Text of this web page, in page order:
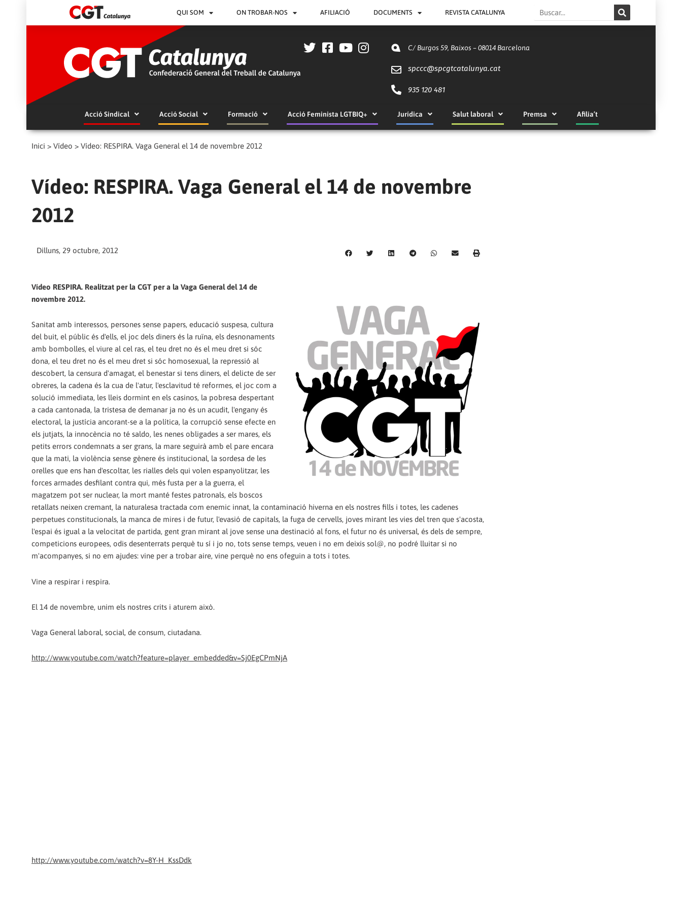
QUI SOM ON TROBAR-NOS AFILIACIÓ DOCUMENTS REVISTA CATALUNYA Search
C/ Burgos 59, Baixos – 08014 Barcelona
spccc@spcgtcatalunya.cat
935 120 481
Acció Sindical Acció Social Formació Acció Feminista LGTBIQ+ Jurídica Salut laboral Premsa Afilia’t
Inici > Vídeo > Vídeo: RESPIRA. Vaga General el 14 de novembre 2012
Vídeo: RESPIRA. Vaga General el 14 de novembre
2012
Dilluns, 29 octubre, 2012
Vídeo RESPIRA. Realitzat per la CGT per a la Vaga General del 14 de
novembre 2012.
Sanitat amb interessos, persones sense papers, educació suspesa, cultura
del buit, el públic és d'ells, el joc dels diners és la ruïna, els desnonaments
amb bombolles, el viure al cel ras, el teu dret no és el meu dret si sóc
dona, el teu dret no és el meu dret si sóc homosexual, la repressió al
descobert, la censura d'amagat, el benestar si tens diners, el delicte de ser
obreres, la cadena és la cua de l'atur, l'esclavitud té reformes, el joc com a
solució immediata, les lleis dormint en els casinos, la pobresa despertant
a cada cantonada, la tristesa de demanar ja no és un acudit, l'engany és
electoral, la justícia ancorant-se a la política, la corrupció sense efecte en
els jutjats, la innocència no té saldo, les nenes obligades a ser mares, els
petits errors condemnats a ser grans, la mare seguirà amb el pare encara
que la mati, la violència sense gènere és institucional, la sordesa de les
orelles que ens han d'escoltar, les rialles dels qui volen espanyolitzar, les
forces armades desfilant contra qui, més fusta per a la guerra, el
magatzem pot ser nuclear, la mort manté festes patronals, els boscos
retallats neixen cremant, la naturalesa tractada com enemic innat, la contaminació hiverna en els nostres fills i totes, les cadenes
perpetues constitucionals, la manca de mires i de futur, l'evasió de capitals, la fuga de cervells, joves mirant les vies del tren que s'acosta,
l'espai és igual a la velocitat de partida, gent gran mirant al jove sense una destinació al fons, el futur no és universal, és dels de sempre,
competicions europees, odis desenterrats perquè tu sí i jo no, tots sense temps, veuen i no em deixis sol@, no podré lluitar si no
m'acompanyes, si no em ajudes: vine per a trobar aire, vine perquè no ens ofeguin a tots i totes.
Vine a respirar i respira.
El 14 de novembre, unim els nostres crits i aturem això.
Vaga General laboral, social, de consum, ciutadana.
http://www.youtube.com/watch?feature=player_embedded&v=Sj0EgCPmNjA
http://www.youtube.com/watch?v=8Y-H_KssDdk